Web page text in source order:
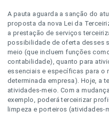
A pauta aguarda a sanção do
proposta da nova Lei da
a prestação de serviços
possibilidade de oferta desses
meio (que incluem funções
contabilidade), quanto para
essenciais e específicas para o
determinada empresa). Hoje, a
atividades-meio. Com a
exemplo, poderá terceirizar
limpeza e porteiros (atividades-